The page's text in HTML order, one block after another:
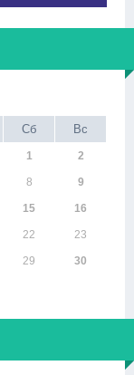
Сб Вс
1 2
8 9
15 16
22 23
29 30